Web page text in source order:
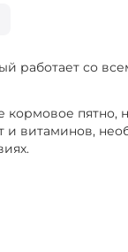
работает со
пятно,
и витаминов,